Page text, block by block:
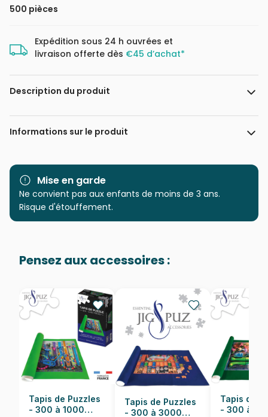
500 pièces
Expédition sous 24 h ouvrées et
livraison offerte dès €45 d’achat*
Description du produit
Jane Maday
Informations sur le produit
Marque Cobble Hill
Catégorie
Puzzles - Plages et Îles de
EAN 625012451093
Nombre de pièces 500 pièces
Dimensions 68 x 49 cm
Mise en garde
Ne convient pas aux enfants de moins de 3 ans.
Risque d'étouffement.
Pensez aux accessoires :
Tapis de Puzzles
- 300 à 1000
Tapis de Puzzles
- 300 à 3000
Tapis de
- 300 à